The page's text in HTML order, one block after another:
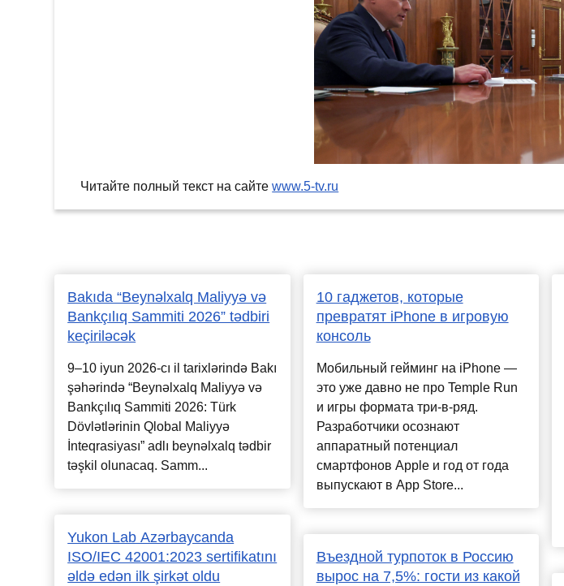
Читайте полный текст на сайтеwww.5-tv.ru
Bakıda “Beynəlxalq Maliyyə və
Bankçılıq Sammiti 2026” tədbiri
keçiriləcək
9–10 iyun 2026-cı il tarixlərində Bakı
şəhərində “Beynəlxalq Maliyyə və
Bankçılıq Sammiti 2026: Türk
Dövlətlərinin Qlobal Maliyyə
İnteqrasiyası” adlı beynəlxalq tədbir
təşkil olunacaq. Samm...
Yukon Lab Azərbaycanda
ISO/IEC 42001:2023 sertifikatını
əldə edən ilk şirkət oldu
10 гаджетов, которые
превратят iPhone в игровую
консоль
Мобильный гейминг на iPhone —
это уже давно не про Temple Run
и игры формата три-в-ряд.
Разработчики осознают
аппаратный потенциал
смартфонов Apple и год от года
выпускают в App Store...
Въездной турпоток в Россию
вырос на 7,5%: гости из какой